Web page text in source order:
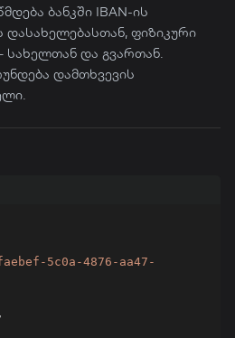
ბანკში IBAN-ის
ფიზიკური
სახელთან და გვართან.
დამთხვევის
5c0a-4876-aa47-
,